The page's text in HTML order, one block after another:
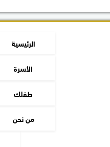
الرئيسية
الأسرة
طفلك
من نحن